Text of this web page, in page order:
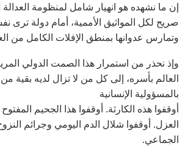
إن ما نشهده هو انهيار شامل لمنظومة
صريح لكل المواثيق الأممية، أمام دولة ترى
وتمارس عدوانها بمنطق الإفلات الكامل من
وإذ نحذر من استمرار هذا الصمت الدولي
العالم بأسره، إلى كل من لا تزال لديه
بالمسؤولية الإنسانية
أوقفوا هذه الكارثة. أوقفوا هذا الجحيم
العزل. أوقفوا شلال الدم اليومي وجرائم النزوح
الجماعي.